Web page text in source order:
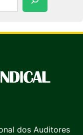
dos Auditores